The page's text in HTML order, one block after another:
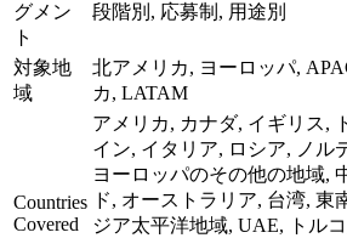
グメン
ト
段階別, 応募制, 用途別
対象地
域
北アメリカ, ヨーロッパ,
カ, LATAM
Countries
Covered
アメリカ, カナダ, イギリス,
イン, イタリア, ロシア, ノル
ヨーロッパのその他の地域,
ド, オーストラリア, 台湾, 東
ジア太平洋地域, UAE, トル